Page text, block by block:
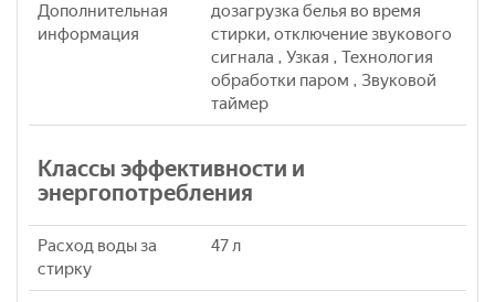
Дополнительная
информация
дозагрузка белья во время
стирки, отключение звукового
сигнала , Узкая , Технология
обработки паром , Звуковой
таймер
Классы эффективности и
энергопотребления
Расход воды за
стирку
47 л